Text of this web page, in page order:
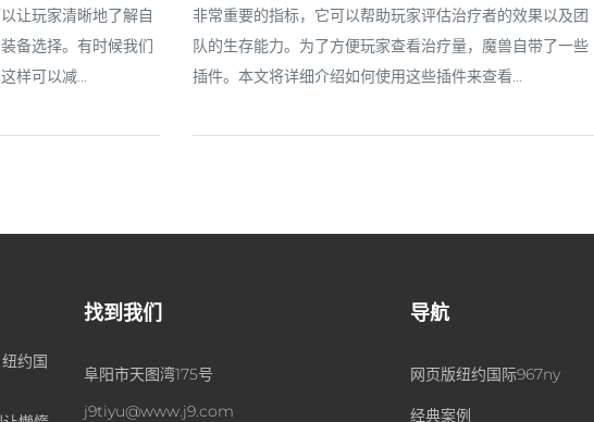
让玩家清晰地了解自
备选择。有时候我们
样可以减...
非常重要的指标，它可以帮助玩家评估治疗者的效果以及团
队的生存能力。为了方便玩家查看治疗量，魔兽自带了一些
插件。本文将详细介绍如何使用这些插件来查看...
约国
找到我们
阜阳市天图湾175号
j9tiyu@www.j9.com
导航
网页版纽约国际967ny
经典案例